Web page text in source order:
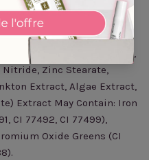
and Cocoa
6.5%, Zinc Oxide 1.2%,
Zinc Stearate,
Extract, Algae Extract,
Extract May Contain: Iron
CI 77492, CI 77499),
Oxide Greens (CI